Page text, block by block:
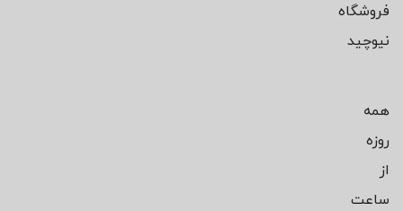
فروشگاه
نیوچید
همه
روزه
از
ساعت